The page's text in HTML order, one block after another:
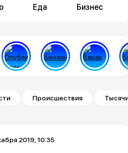
Еда Бизнес
Происшествия
2019, 10:35